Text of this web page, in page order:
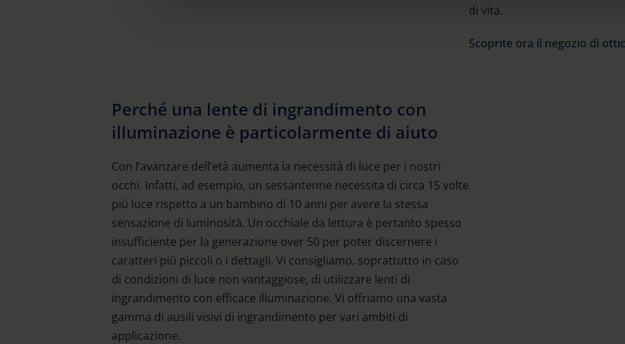
Further information on the procedures used and your rights can be found in our
di vita.
Scoprite ora il negozio di
Perché una lente di ingrandimento con
illuminazione è particolarmente di aiuto
Con l’avanzare dell’età aumenta la necessità di luce per i nostri
occhi. Infatti, ad esempio, un sessantenne necessita di circa 15 volte
più luce rispetto a un bambino di 10 anni per avere la stessa
sensazione di luminosità. Un occhiale da lettura è pertanto spesso
insufficiente per la generazione over 50 per poter discernere i
caratteri più piccoli o i dettagli. Vi consigliamo, soprattutto in caso
di condizioni di luce non vantaggiose, di utilizzare lenti di
ingrandimento con efficace illuminazione. Vi offriamo una vasta
gamma di ausili visivi di ingrandimento per vari ambiti di
applicazione.